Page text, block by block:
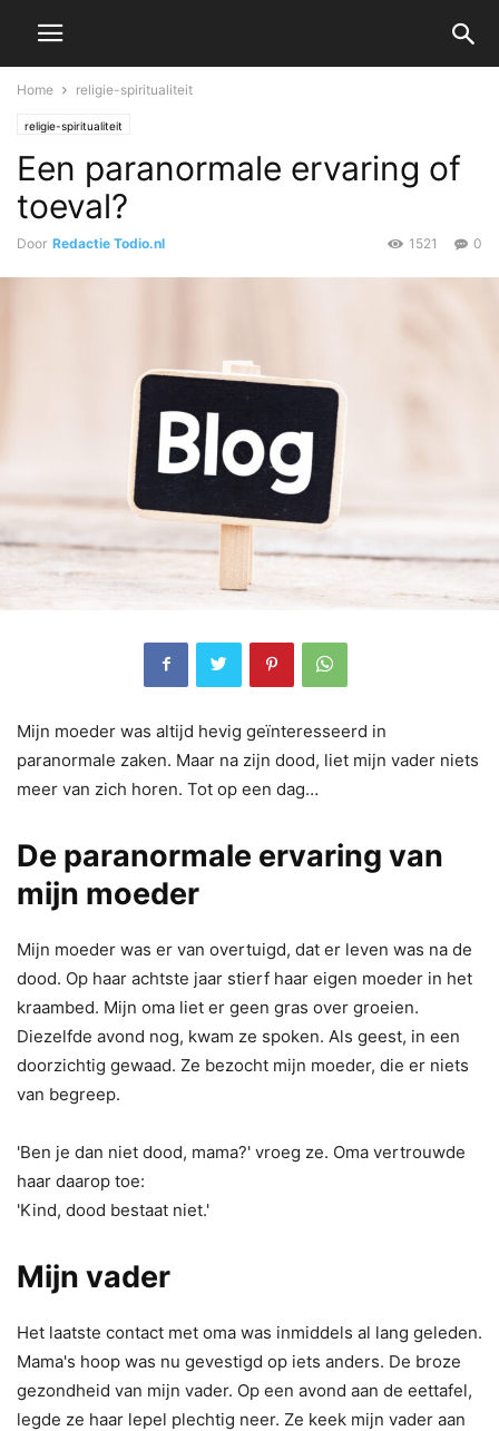
Home religie-spiritualiteit
religie-spiritualiteit
Een paranormale ervaring of
toeval?
Door Redactie Todio.nl 0
1521
Mijn moeder was altijd hevig geïnteresseerd in
paranormale zaken. Maar na zijn dood, liet mijn vader niets
meer van zich horen. Tot op een dag…
De paranormale ervaring van
mijn moeder
Mijn moeder was er van overtuigd, dat er leven was na de
dood. Op haar achtste jaar stierf haar eigen moeder in het
kraambed. Mijn oma liet er geen gras over groeien.
Diezelfde avond nog, kwam ze spoken. Als geest, in een
doorzichtig gewaad. Ze bezocht mijn moeder, die er niets
van begreep.
'Ben je dan niet dood, mama?' vroeg ze. Oma vertrouwde
haar daarop toe:
'Kind, dood bestaat niet.'
Mijn vader
Het laatste contact met oma was inmiddels al lang geleden.
Mama's hoop was nu gevestigd op iets anders. De broze
gezondheid van mijn vader. Op een avond aan de eettafel,
legde ze haar lepel plechtig neer. Ze keek mijn vader aan